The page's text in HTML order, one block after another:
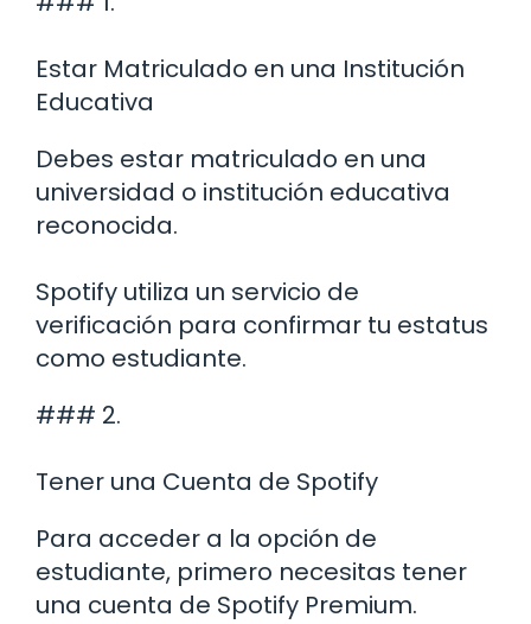
Estar Matriculado en una Institución
Educativa
Debes estar matriculado en una
universidad o institución educativa
reconocida.
Spotify utiliza un servicio de
verificación para confirmar tu estatus
como estudiante.
### 2.
Tener una Cuenta de Spotify
Para acceder a la opción de
estudiante, primero necesitas tener
una cuenta de Spotify Premium.